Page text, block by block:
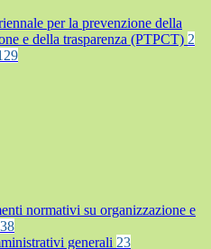
per la prevenzione della
e della trasparenza (PTPCT) 2
normativi su organizzazione e
38
generali 23